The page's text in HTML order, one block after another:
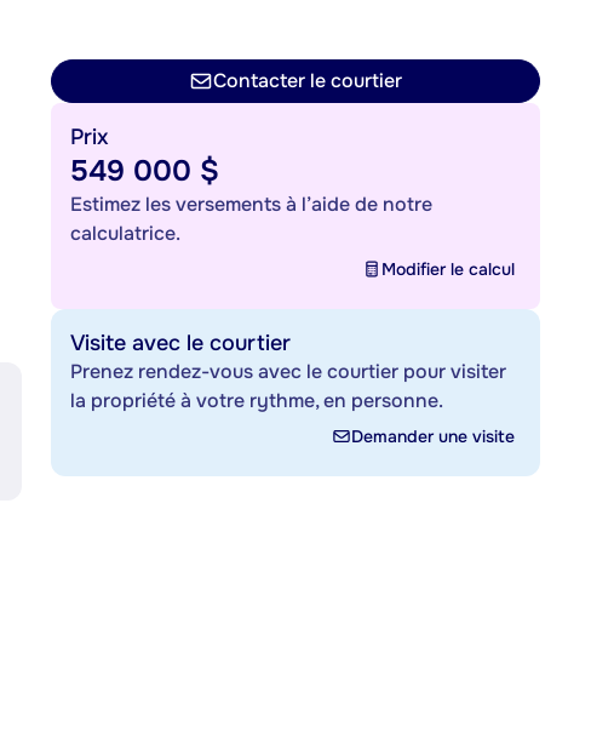
Contacter le courtier
Prix
549 000 $
Estimez les versements à l’aide de notre
calculatrice.
Modifier le calcul
Visite avec le courtier
Prenez rendez-vous avec le courtier pour visiter
la propriété à votre rythme, en personne.
Demander une visite